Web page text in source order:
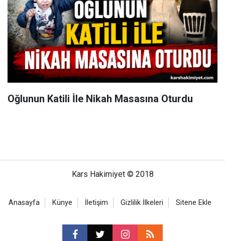
Oğlunun Katili İle Nikah Masasına Oturdu
Kars Hakimiyet © 2018
Anasayfa Künye İletişim Gizlilik İlkeleri Sitene Ekle